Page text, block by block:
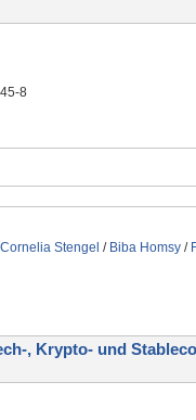
8
Cornelia Stengel / Biba Homsy /
, Krypto- und